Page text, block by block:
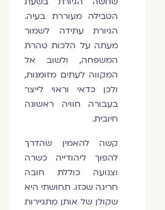
הטבילה מעוררת בעיה.
הגיורת עתידה לשמור
מעתה על הלכות טהרת
המשפחה, ולשוב אל
המקווה לעתים מזומנות,
ולכן כדאי וראוי לייצר
בעבורה חוויה ראשונה
חיובית.
קשה להאמין שהדרך
להפוך ליהודייה כשרה
וצנועה כוללת חובה
חריגה שכזו. תחושתי היא
שקולן של אותן מתגיירות